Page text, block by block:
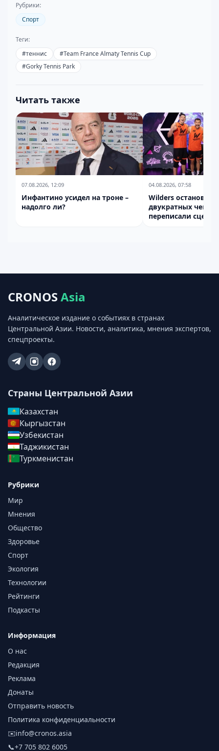
Рубрики:
Спорт
Теги:
#теннис #Team France Almaty Tennis Cup
#Gorky Tennis Park
Читать также
07.08.2026, 12:09
Инфантино усидел на троне –
надолго ли?
04.08.2026, 07:58
Wilders остановили
двукратных
переписали
CRONOSAsia
Аналитическое издание о событиях в странах
Центральной Азии. Новости, аналитика, мнения экспертов,
спецпроекты.
Страны Центральной Азии
Казахстан
Кыргызстан
Узбекистан
Таджикистан
Туркменистан
Рубрики
Мир
Мнения
Общество
Здоровье
Спорт
Экология
Технологии
Рейтинги
Подкасты
Информация
О нас
Редакция
Реклама
Донаты
Отправить новость
Политика конфиденциальности
✉️info@cronos.asia
📞+7 705 802 6005